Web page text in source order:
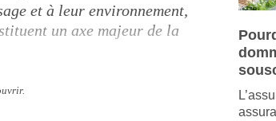
et à leur environnement,
un axe majeur de la